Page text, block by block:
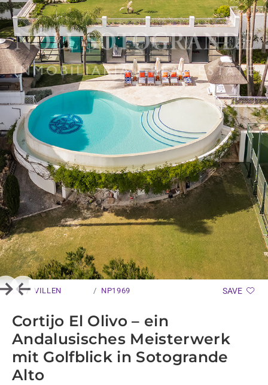
Previous
Next VILLEN NP1969 SAVE
Cortijo El Olivo – ein
Andalusisches Meisterwerk
mit Golfblick in Sotogrande
Alto